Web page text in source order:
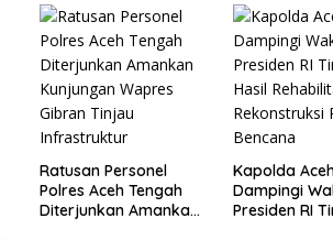
Tertibkan
luntur
Ratusan Personel
Polres Aceh Tengah
Diterjunkan Amankan
Kapolda
Dampingi
Presiden RI